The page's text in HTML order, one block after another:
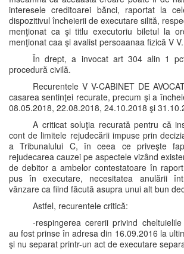
interesele creditoarei bănci, raportat la
dispozitivul încheierii de executare silită,
menţionat ca şi titlu executoriu biletul la
menţionat caa şi avalist persoaanaa fizică V V.
În drept, a invocat art 304 alin 1
procedură civilă.
Recurentele V V-CABINET DE
casarea sentinţei recurate, precum şi a
08.05.2018, 22.08.2018, 24.10.2018 şi
A criticat soluţia recurată pentru că
cont de limitele rejudecării impuse prin
a Tribunalului C, în ceea ce priveşte
rejudecarea cauzei pe aspectele vizând
de debitor a ambelor contestatoare în
pus în executare, necesitatea anulării
vânzare ca fiind făcută asupra unui alt bun
Astfel, recurentele critică:
-respingerea cererii privind
au fost prinse în adresa din 16.09.2016 la
şi nu separat printr-un act de executare